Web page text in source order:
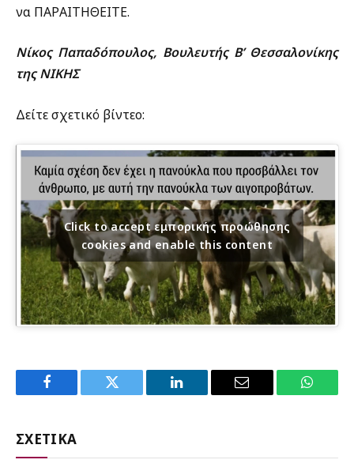
να ΠΑΡΑΙΤΗΘΕΙΤΕ.
Νίκος Παπαδόπουλος, Βουλευτής Β’ Θεσσαλονίκης
της ΝΙΚΗΣ
Δείτε σχετικό βίντεο:
Click to accept εμπορικής προώθησης
cookies and enable this content
Facebook Twitter LinkedIn Email
ΣΧΕΤΙΚΑ